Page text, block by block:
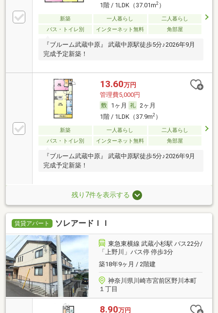
1階 / 1LDK（37.01m2）
新築 一人暮らし
二人暮らし
バス・トイレ別
インターネット無料 角部屋
『ブルーム武蔵中原』 武蔵中原駅徒歩5分♪2026年9月
完成予定新築！
13.60万円
管理費5,000円
1ヶ月
2ヶ月
1階 / 1LDK（37.9m2）
新築 一人暮らし
二人暮らし
バス・トイレ別
インターネット無料 角部屋
『ブルーム武蔵中原』 武蔵中原駅徒歩5分♪2026年9月
完成予定新築！
残り7件を表示する
賃貸アパート ソレアードＩＩ
東急東横線 武蔵小杉駅 バス22分/
「上野川」バス停 停歩3分
築18年9ヶ月 / 2階建
神奈川県川崎市宮前区野川本町
１丁目
8.90万円